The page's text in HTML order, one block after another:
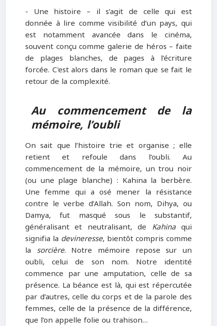
- Une histoire – il s’agit de celle qui est
donnée à lire comme visibilité d’un pays, qui
est notamment avancée dans le cinéma,
souvent conçu comme galerie de héros – faite
de plages blanches, de pages à l’écriture
forcée. C'est alors dans le roman que se fait le
retour de la complexité.
Au commencement de la
mémoire, l’oubli
On sait que l’histoire trie et organise ; elle
retient et refoule dans l’oubli. Au
commencement de la mémoire, un trou noir
(ou une plage blanche) : Kahina la berbère.
Une femme qui a osé mener la résistance
contre le verbe d’Allah. Son nom, Dihya, ou
Damya, fut masqué sous le substantif,
généralisant et neutralisant, de Kahinaqui
signifia la devineresse, bientôt compris comme
la sorcière. Notre mémoire repose sur un
oubli, celui de son nom. Notre identité
commence par une amputation, celle de sa
présence. La béance est là, qui est répercutée
par d’autres, celle du corps et de la parole des
femmes, celle de la présence de la différence,
que l’on appelle folie ou trahison…